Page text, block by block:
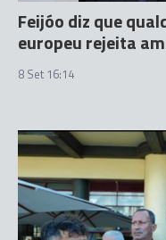
Feijóo diz que
europeu rejeita
8 Set 16:14